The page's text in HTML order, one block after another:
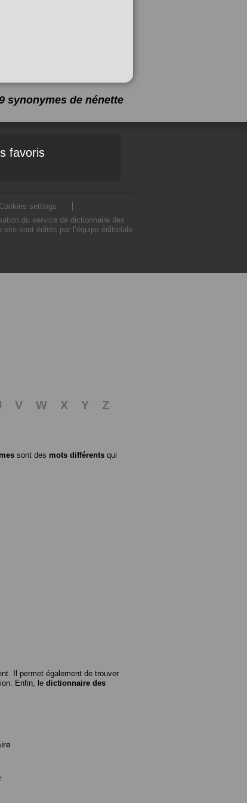
synonymes de nénette
favoris
Cookies settings
du service de dictionnaire des
sont édités par l’équipe éditoriale
V W X Y
Z
sont des mots différents qui
Il permet également de trouver
Enfin, le dictionnaire des